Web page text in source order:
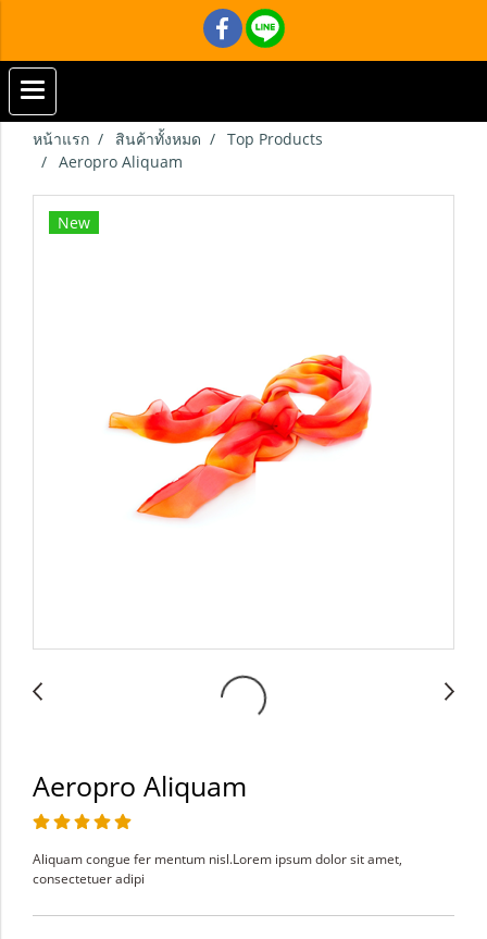
หน้าแรก สินค้าทั้งหมด
Top Products
Aeropro Aliquam
New
Aeropro Aliquam
Aliquam congue fer mentum nisl.Lorem ipsum dolor sit amet,
consectetuer adipi